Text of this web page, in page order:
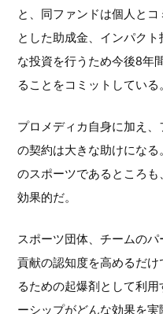
と、同ファンドは個人と
とした助成金、インパク
な投資を行うため今後8年
ることをコミットしている
プロメディカ自身に加え、
の契約は大きな助けにな
のスポーツであるところ
効果的だ。
スポーツ団体、チームの
貢献の認知度を高めるだ
るための起爆剤として利
ーシップがどんな効果を